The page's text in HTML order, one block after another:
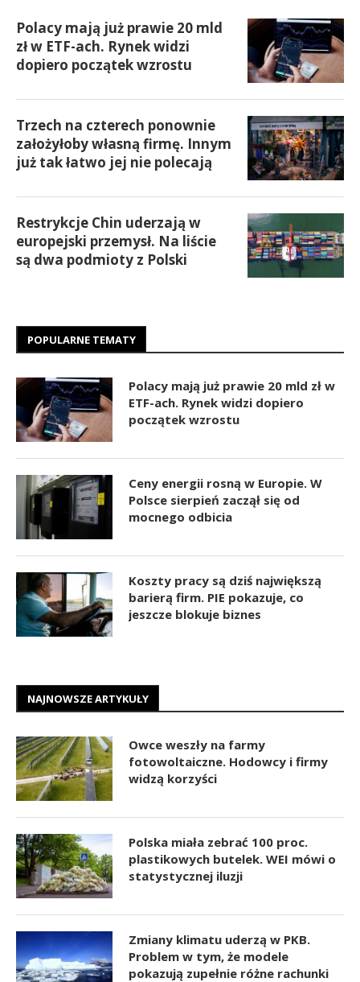
Polacy mają już prawie 20 mld
zł w ETF-ach. Rynek widzi
dopiero początek wzrostu
Trzech na czterech ponownie
założyłoby własną firmę. Innym
już tak łatwo jej nie polecają
Restrykcje Chin uderzają w
europejski przemysł. Na liście
są dwa podmioty z Polski
POPULARNE TEMATY
Polacy mają już prawie 20 mld zł w
ETF-ach. Rynek widzi dopiero
początek wzrostu
Ceny energii rosną w Europie. W
Polsce sierpień zaczął się od
mocnego odbicia
Koszty pracy są dziś największą
barierą firm. PIE pokazuje, co
jeszcze blokuje biznes
NAJNOWSZE ARTYKUŁY
Owce weszły na farmy
fotowoltaiczne. Hodowcy i firmy
widzą korzyści
Polska miała zebrać 100 proc.
plastikowych butelek. WEI mówi o
statystycznej iluzji
Zmiany klimatu uderzą w PKB.
Problem w tym, że modele
pokazują zupełnie różne rachunki